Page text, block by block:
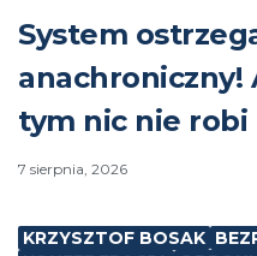
System
anachroniczny!
tym nic nie robi
7 sierpnia, 2026
KRZYSZTOF BOSAK